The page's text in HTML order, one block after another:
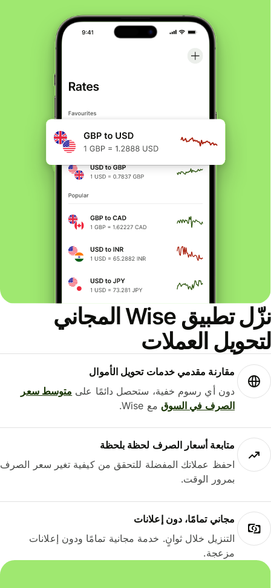
نزّل تطبيق Wise المجاني
العملات
مقارنة مقدمي خدمات تحويل الأموال
دون أي رسوم خفية، ستحصل دائمًا علىمتوسط ​​سعر
الصرف في السوقمع Wise.
متابعة أسعار الصرف لحظة بلحظة
احفظ عملاتك المفضلة للتحقق من كيفية تغير سعر الصرف
بمرور الوقت.
مجاني تمامًا، دون إعلانات
التنزيل خلال ثوانٍ. خدمة مجانية تمامًا ودون إعلانات
مزعجة.